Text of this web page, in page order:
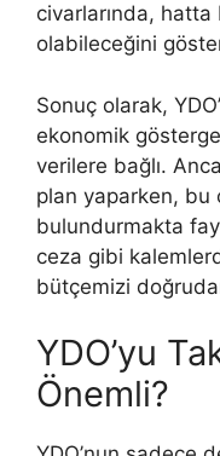
civarlarında,
olabileceğini
Sonuç olarak,
ekonomik
verilere bağlı.
plan yaparken, bu
bulundurmakta
ceza gibi
bütçemizi
YDO’yu
Önemli?